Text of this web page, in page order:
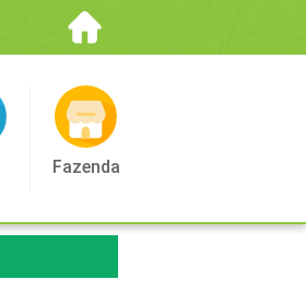
Fazenda